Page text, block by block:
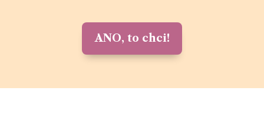
ANO, to chci!